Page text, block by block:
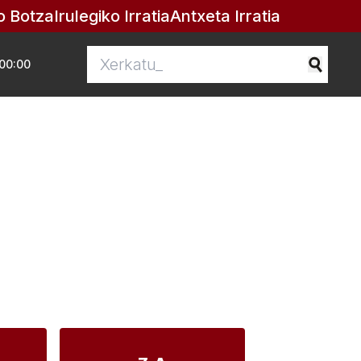
BotzaIrulegiko IrratiaAntxeta Irratia